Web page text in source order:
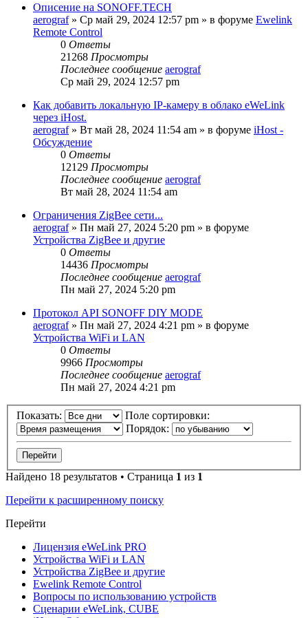
Описение на SONOFF.TECH
aerograf» Ср май 29, 2024 12:57 pm » в форуме Ewelink
Remote Control
0 Ответы
21268 Просмотры
Последнее сообщение aerograf
Ср май 29, 2024 12:57 pm
Как добавить локальную IP-камеру в облако eWeLink
через iHost.
aerograf» Вт май 28, 2024 11:54 am » в форуме iHost -
Обсуждение
0 Ответы
12129 Просмотры
Последнее сообщение aerograf
Вт май 28, 2024 11:54 am
Ограничения ZigBee сети...
aerograf» Пн май 27, 2024 5:20 pm » в форуме
Устройства ZigBee и другие
0 Ответы
14436 Просмотры
Последнее сообщение aerograf
Пн май 27, 2024 5:20 pm
Протокол API SONOFF DIY MODE
aerograf» Пн май 27, 2024 4:21 pm » в форуме
Устройства WiFi и LAN
0 Ответы
9966 Просмотры
Последнее сообщение aerograf
Пн май 27, 2024 4:21 pm
Показать:
Поле сортировки:
Порядок:
Найдено 18 результатов • Страница 1 из 1
Перейти к расширенному поиску
Перейти
Лицензия eWeLink PRO
Устройства WiFi и LAN
Устройства ZigBee и другие
Ewelink Remote Control
Вопросы по использованию устройств
Сценарии eWeLink, CUBE